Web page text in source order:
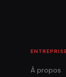
À propos